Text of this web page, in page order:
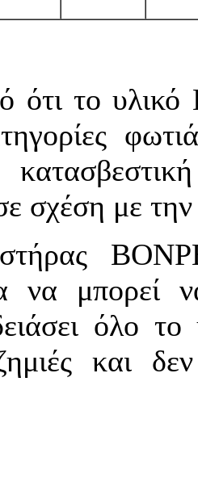
ότι το
σχέση με
να μπορεί
όλο
και